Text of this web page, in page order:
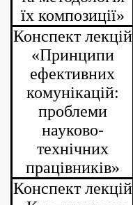
їх композиції»
Конспект лекцій
«Принципи
ефективних
комунікацій:
проблеми
науково-
технічних
працівників»
Конспект лекцій